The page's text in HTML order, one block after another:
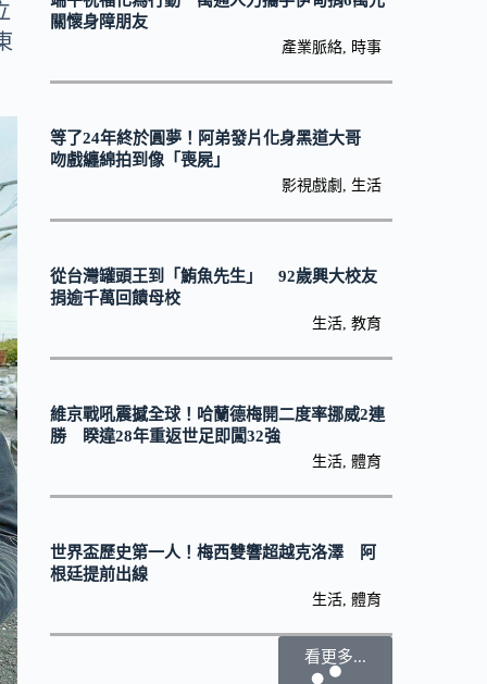
關懷身障朋友
產業脈絡, 時事
等了24年終於圓夢！阿弟發片化身黑道大哥
吻戲纏綿拍到像「喪屍」
影視戲劇 , 生活
從台灣罐頭王到「鮪魚先生」 92歲興大校友
捐逾千萬回饋母校
生活, 教育
維京戰吼震撼全球！哈蘭德梅開二度率挪威2連
勝 睽違28年重返世足即闖32強
生活, 體育
世界盃歷史第一人！梅西雙響超越克洛澤 阿
根廷提前出線
生活, 體育
看更多...